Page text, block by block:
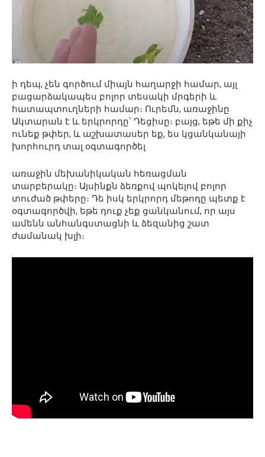
ի դեպ, չեն գործում միայն հաղարջի համար, այլ
բացարձակապես բոլոր տեսակի մրգերի և
հատապտուղների համար։ Ուրեմն, առաջինը
Ակտարան է և երկրորդը՝ Դեցիսը։ բայց, եթե մի քիչ
ունեք թփեր, և աշխատասեր եք, ես կցանկանայի
խորհուրդ տալ օգտագործել
առաջին մեխանիկական հեռացման
տարբերակը։ Այսինքն ձեռքով պոկելով բոլոր
տուժած թփերը։ Դե իսկ երկրորդ մեթոդը պետք է
օգտագործվի, եթե դուք չեք ցանկանում, որ այս
ամենն անհանգստացնի և ձեզանից շատ
ժամանակ խլի։